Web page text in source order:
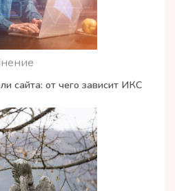
сайта: от чего зависит ИКС